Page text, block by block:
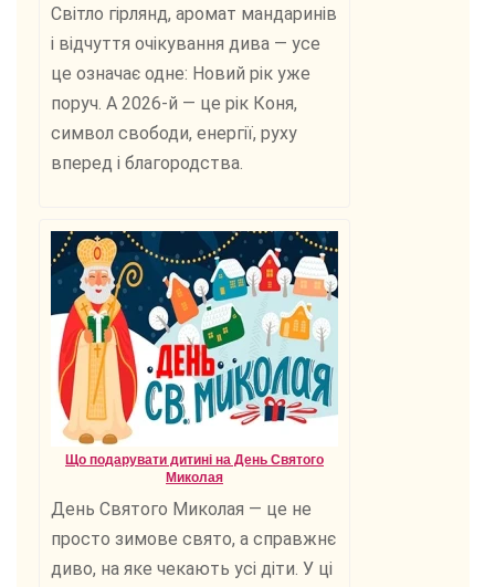
Світло гірлянд, аромат мандаринів
і відчуття очікування дива — усе
це означає одне: Новий рік уже
поруч. А 2026-й — це рік Коня,
символ свободи, енергії, руху
вперед і благородства.
Що подарувати дитині на День Святого
Миколая
День Святого Миколая — це не
просто зимове свято, а справжнє
диво, на яке чекають усі діти. У ці